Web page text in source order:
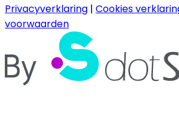
Privacyverklaring | Cookies
voorwaarden